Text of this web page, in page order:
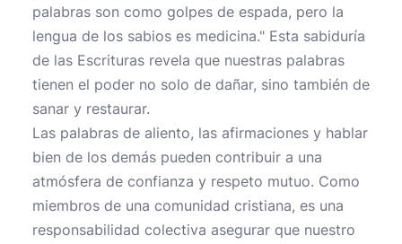
palabras son como golpes de espada, pero la
lengua de los sabios es medicina." Esta sabiduría
de las Escrituras revela que nuestras palabras
tienen el poder no solo de dañar, sino también de
sanar y restaurar.
Las palabras de aliento, las afirmaciones y hablar
bien de los demás pueden contribuir a una
atmósfera de confianza y respeto mutuo. Como
miembros de una comunidad cristiana, es una
responsabilidad colectiva asegurar que nuestro